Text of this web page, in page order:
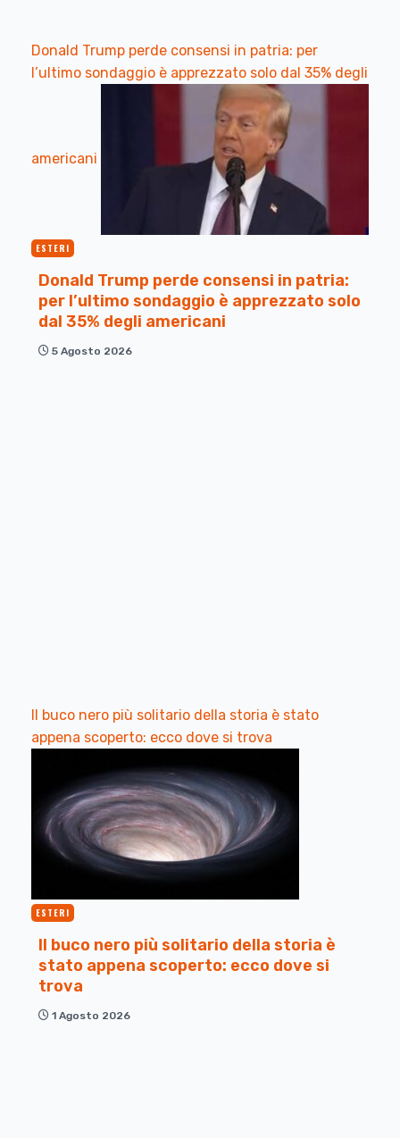
Donald Trump perde consensi in patria: per
l’ultimo sondaggio è apprezzato solo dal 35% degli
americani
ESTERI
Donald Trump perde consensi in patria:
per l’ultimo sondaggio è apprezzato solo
dal 35% degli americani
5 Agosto 2026
Il buco nero più solitario della storia è stato
appena scoperto: ecco dove si trova
ESTERI
Il buco nero più solitario della storia è
stato appena scoperto: ecco dove si
trova
1 Agosto 2026